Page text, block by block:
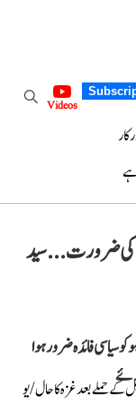
Videos
کی ضرورت... سید
سیاسی فائدہ ضرور ہوا